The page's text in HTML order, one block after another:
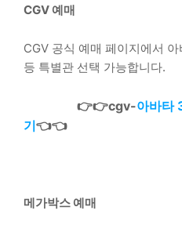
CGV 예매
CGV 공식 예매 페이지에서
등 특별관 선택 가능합니다.
👉👉cgv-아바타
기👈👈
​메가박스 예매